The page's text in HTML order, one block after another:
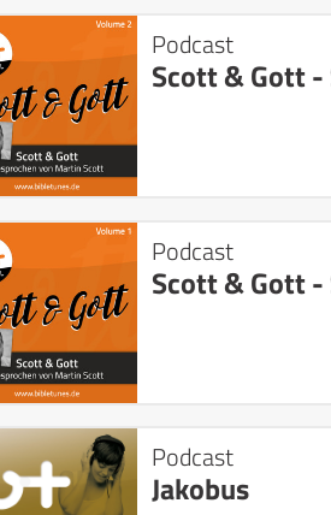
Podcast
Scott & Gott
Podcast
Scott & Gott
Podcast
Jakobus